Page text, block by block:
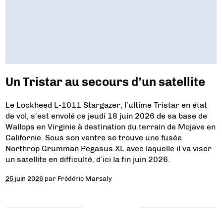
Un Tristar au secours d’un satellite
Le Lockheed L-1011 Stargazer, l’ultime Tristar en état
de vol, s’est envolé ce jeudi 18 juin 2026 de sa base de
Wallops en Virginie à destination du terrain de Mojave en
Californie. Sous son ventre se trouve une fusée
Northrop Grumman Pegasus XL avec laquelle il va viser
un satellite en difficulté, d’ici la fin juin 2026.
25 juin 2026 par Frédéric Marsaly